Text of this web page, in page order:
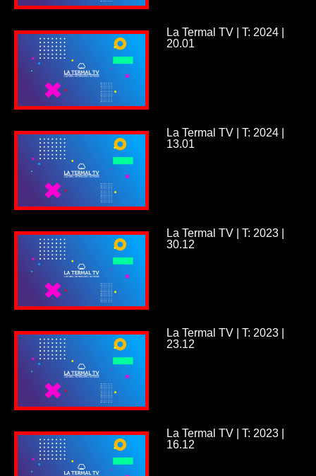
La Termal TV | T: 2024 |
20.01
La Termal TV | T: 2024 |
13.01
La Termal TV | T: 2023 |
30.12
La Termal TV | T: 2023 |
23.12
La Termal TV | T: 2023 |
16.12